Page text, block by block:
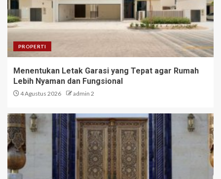
PROPERTI
Menentukan Letak Garasi yang Tepat agar Rumah
Lebih Nyaman dan Fungsional
4 Agustus 2026 admin 2